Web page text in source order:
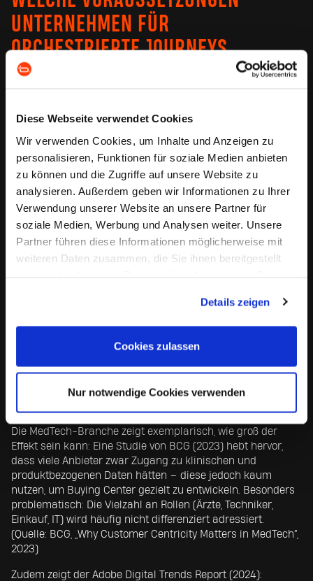
Diese Webseite verwendet Cookies
Wir verwenden Cookies, um Inhalte und Anzeigen zu
personalisieren, Funktionen für soziale Medien anbieten
zu können und die Zugriffe auf unsere Website zu
analysieren. Außerdem geben wir Informationen zu Ihrer
Verwendung unserer Website an unsere Partner für
soziale Medien, Werbung und Analysen weiter. Unsere
Partner führen diese Informationen möglicherweise mit
weiteren Daten zusammen, die Sie ihnen bereitgestellt
Cookies, wenn Sie unsere Webseite weiterhin nutzen.
Details zeigen
Cookies zulassen
Nur notwendige Cookies verwenden
UNTERNEHMEN FÜR
ORCHESTRIERTE JOURNEYS
BRAUCHEN.
Logik. Kampagnen werden breit ausgespielt, in der
Doch diese Methode ist ineffizient, teuer – und zunehmend
wirkungslos.
Was es stattdessen braucht:
Eine konsistente Dateninfrastruktur – alle
Interaktionen in einem zentralen Modell
zusammengeführt
Customer Data Platform (CDP) – als Steuerzentrale für
Echtzeit auf Nutzerverhalten und Lebenszyklusphasen
Journey-Frameworks – die sich an realen
Organisationslogik – ein crossfunktionales Operating
Model (z. B. Revenue Operations) zur End-to-End-
Die MedTech-Branche zeigt exemplarisch, wie groß der
Effekt sein kann: Eine Studie von BCG (2023) hebt hervor,
dass viele Anbieter zwar Zugang zu klinischen und
produktbezogenen Daten hätten – diese jedoch kaum
nutzen, um Buying Center gezielt zu entwickeln. Besonders
problematisch: Die Vielzahl an Rollen (Ärzte, Techniker,
Einkauf, IT) wird häufig nicht differenziert adressiert.
(Quelle: BCG, „Why Customer Centricity Matters in MedTech“,
2023)
Zudem zeigt der Adobe Digital Trends Report (2024):